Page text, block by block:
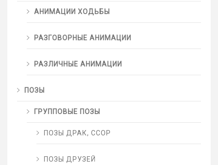
АНИМАЦИИ ХОДЬБЫ
РАЗГОВОРНЫЕ АНИМАЦИИ
РАЗЛИЧНЫЕ АНИМАЦИИ
ПОЗЫ
ГРУППОВЫЕ ПОЗЫ
ПОЗЫ ДРАК, ССОР
ПОЗЫ ДРУЗЕЙ